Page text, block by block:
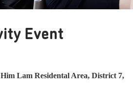
Event
Lam Residental Area, District 7,